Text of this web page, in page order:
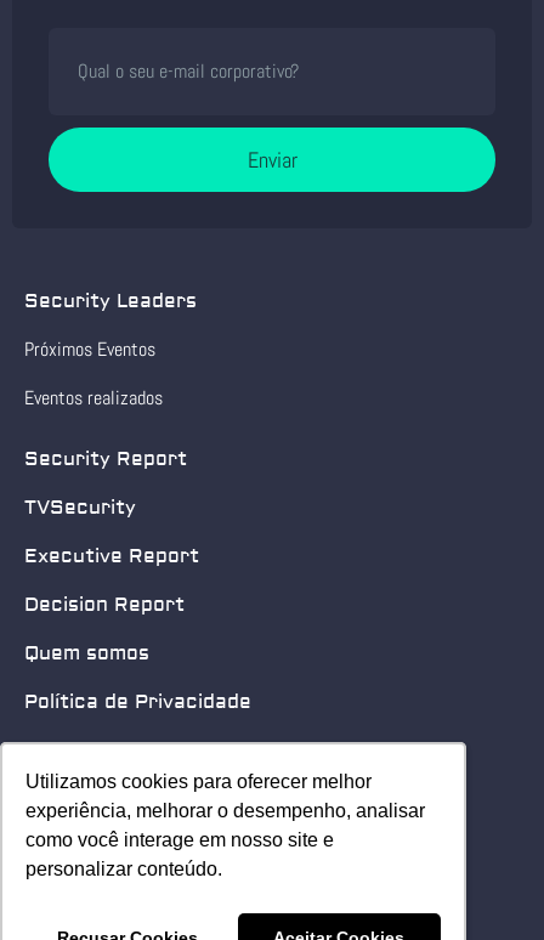
Utilizamos cookies para oferecer melhor
experiência, melhorar o desempenho, analisar
como você interage em nosso site e
personalizar conteúdo.
Utilizamos cookies para oferecer melhor
experiência, melhorar o desempenho, analisar
como você interage em nosso site e
personalizar conteúdo.
Enviar
Security Leaders
Próximos Eventos
Eventos realizados
Security Report
TVSecurity
Executive Report
Decision Report
Quem somos
Política de Privacidade
Quero patrocinar
Contato
Home
© 2025 Security Leader. Todos os Direitos Reservados.